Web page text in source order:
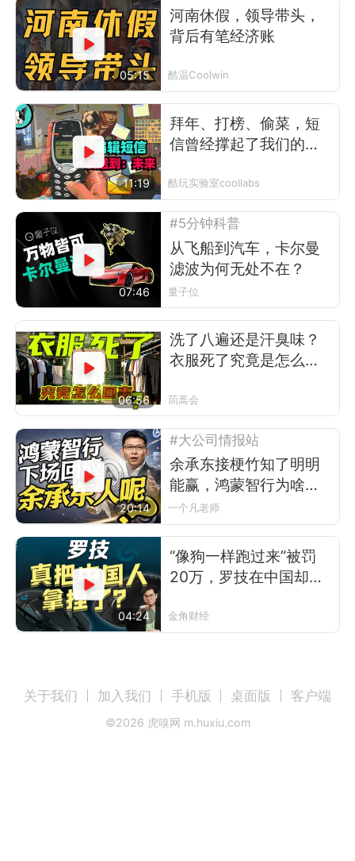
05:15
河南休假，领导带头，
背后有笔经济账
酷温Coolwin
11:19
拜年、打榜、偷菜，短
信曾经撑起了我们的前
酷玩实验室coollabs
07:46
#5分钟科普
从飞船到汽车，卡尔曼
滤波为何无处不在？
量子位
06:56
洗了八遍还是汗臭味？
衣服死了究竟是怎么回
茼蒿会
20:14
#大公司情报站
余承东接梗竹知了明明
能赢，鸿蒙智行为啥不
让？
一个凡老师
04:24
“像狗一样跑过来”被罚
20万，罗技在中国却卖
金角财经
关于我们 加入我们 手机版 桌面版 客户端
©2026 虎嗅网 m.huxiu.com